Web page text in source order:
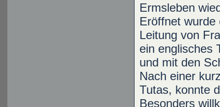
Ermsleben
Eröffnet
Leitung von
ein englisches
und mit den
Nach einer
Tutas, konnte
Besonders